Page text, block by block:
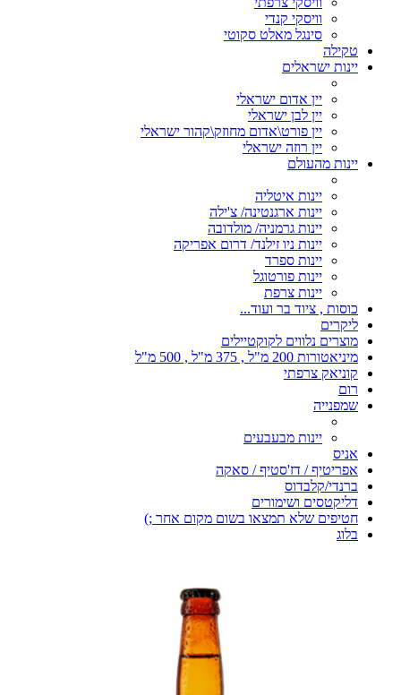
וויסקי קנדי
סינגל מאלט סקוטי
טקילה
יינות ישראלים
יין אדום ישראלי
יין לבן ישראלי
יין פורט\אדום מחוזק\קהור ישראלי
יין רוזה ישראלי
יינות מהעולם
יינות איטליה
יינות ארגנטינה/ צ'ילה
יינות גרמניה/ מולדובה
יינות ניו זילנד/ דרום אפריקה
יינות ספרד
יינות פורטוגל
יינות צרפת
כוסות , ציוד בר ועוד...
ליקרים
מוצרים נלווים לקוקטיילים
מיניאטורות 200 מ"ל , 375 מ"ל , 500 מ"ל
קוניאק צרפתי
רום
שמפנייה
יינות מבעבעים
אניס
אפריטיף / דז'סטיף / סאקה
ברנדי/קלבדוס
דליקטסים ושימורים
חטיפים שלא תמצאו בשום מקום אחר ;)
בלוג